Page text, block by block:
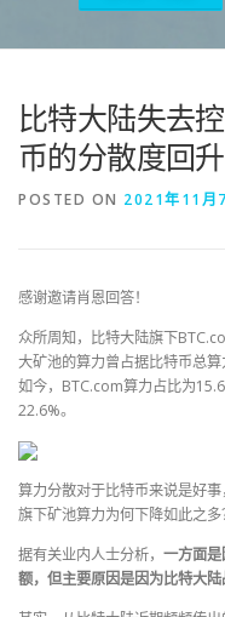
比特大陆失去
币的分散度回
POSTED ON 2021年11月
感谢邀请肖恩回答！
众所周知，比特大陆旗下
大矿池的算力曾占据比特币总
如今，BTC.com算力占比为
22.6%。
算力分散对于比特币来说是好
旗下矿池算力为何下降如此之多
据有关业内人士分析， 一方面
额，但主要原因是因为比特大陆